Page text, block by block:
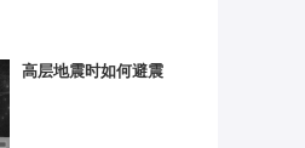
高层地震时如何避震